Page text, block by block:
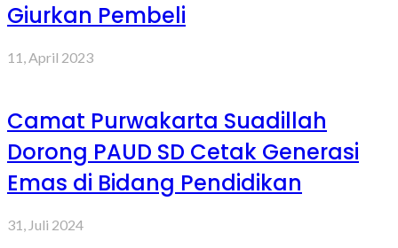
Giurkan Pembeli
11, April 2023
Camat Purwakarta Suadillah
Dorong PAUD SD Cetak Generasi
Emas di Bidang Pendidikan
31, Juli 2024